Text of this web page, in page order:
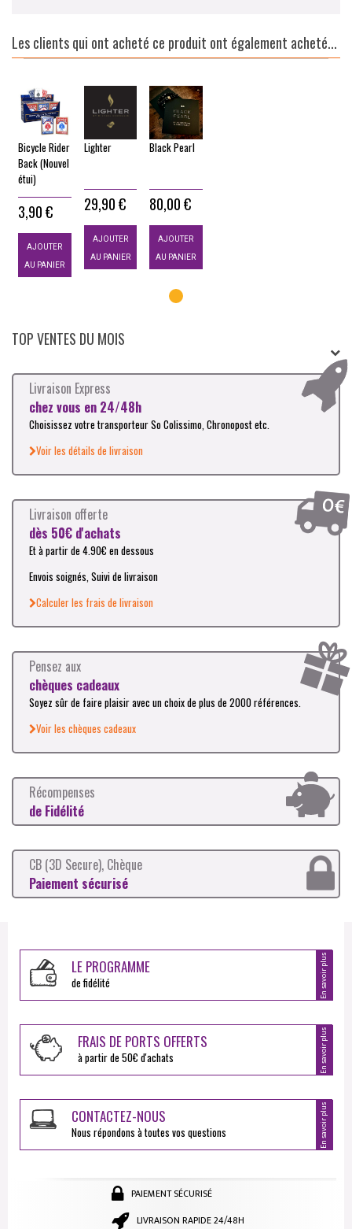
TOP VENTES DU MOIS
Livraison Express
chez vous en 24/48h
Choisissez votre transporteur So Colissimo, Chronopost etc.
Voir les détails de livraison
Livraison offerte
dès 50€ d'achats
Et à partir de 4.90€ en dessous
Envois soignés, Suivi de livraison
Calculer les frais de livraison
Pensez aux
chèques cadeaux
Soyez sûr de faire plaisir avec un choix de plus de 2000 références.
Voir les chèques cadeaux
Récompenses
de Fidélité
CB (3D Secure), Chèque
Paiement sécurisé
Les clients qui ont acheté ce produit ont également acheté...
Bicycle Rider
Back (Nouvel
étui)
3,90 €
AJOUTER
AU PANIER
Lighter
29,90 €
AJOUTER
AU PANIER
Black Pearl
80,00 €
AJOUTER
AU PANIER
LE PROGRAMME
de fidélité En savoir plus
FRAIS DE PORTS OFFERTS
à partir de 50€ d'achats En savoir plus
CONTACTEZ-NOUS
Nous répondons à toutes vos questions En savoir plus
PAIEMENT SÉCURISÉ
LIVRAISON RAPIDE 24/48H